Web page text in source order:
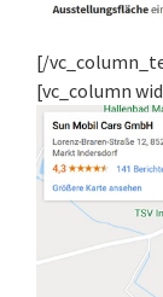
[/
[vc_column